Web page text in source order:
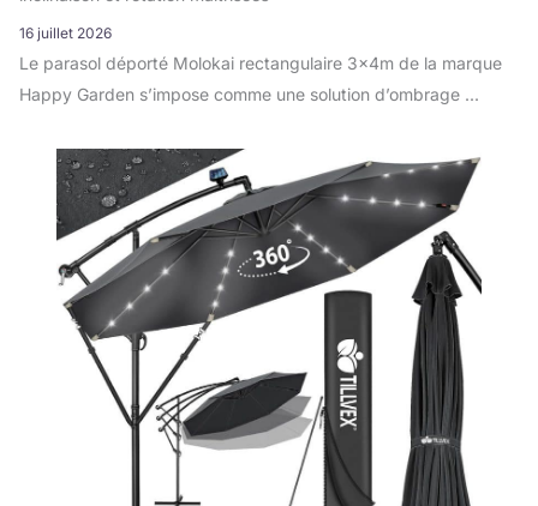
16 juillet 2026
Le parasol déporté Molokai rectangulaire 3x4m de la marque
Happy Garden s’impose comme une solution d’ombrage ...